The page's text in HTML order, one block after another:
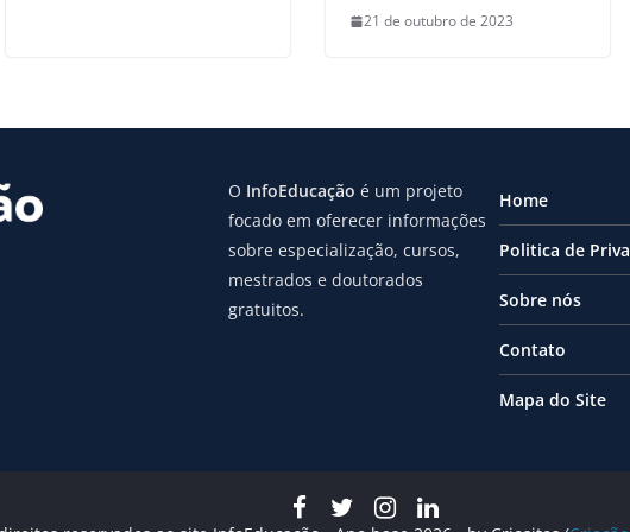
21 de outubro de 2023
O InfoEducação é um projeto
focado em oferecer informações
sobre especialização, cursos,
mestrados e doutorados
gratuitos.
Home
Politica de
Sobre nós
Contato
Mapa do Site